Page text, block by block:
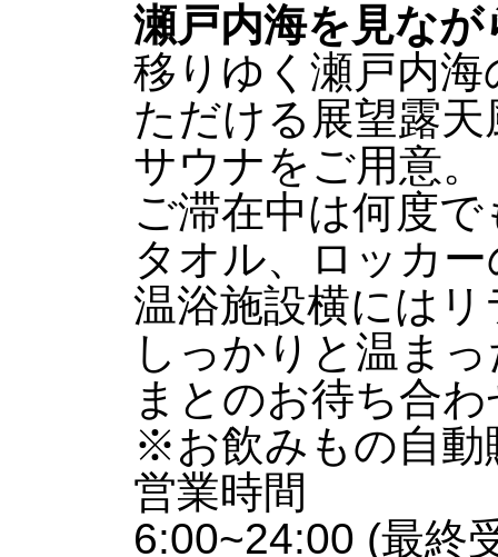
瀬戸内海を見な
移りゆく瀬戸内
ただける展望露
サウナをご用意。
ご滞在中は何度
タオル、ロッカ
温浴施設横には
しっかりと温ま
まとのお待ち合
※お飲みもの自動
営業時間
6:00~24:00 (最終